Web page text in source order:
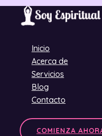
Ir
Inicio
Acerca de
Servicios
Blog
Contacto
COMIENZA